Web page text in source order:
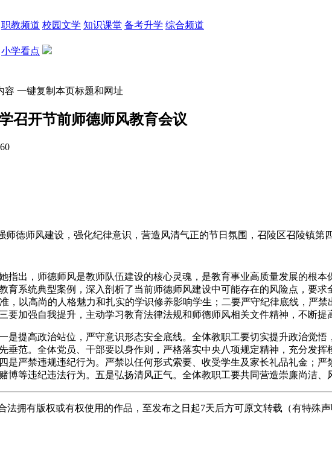
职教频道 校园文学 知识课堂 备考升学 综合频道
小学看点
容 一键复制本页标题和网址
召开节前师德师风教育会议
师德师风建设，强化纪律意识，营造风清气正的节日氛围，召陵区召陵镇第
指出，师德师风是教师队伍建设的核心灵魂，是教育事业高质量发展的根
育系统典型案例，深入剖析了当前师德师风建设中可能存在的风险点，要
，以高尚的人格魅力和扎实的学识修养影响学生；二要严守纪律底线，严
要加强自我提升，主动学习教育法律法规和师德师风相关文件精神，不断
是提高政治站位，严守意识形态安全底线。全体教职工要切实提升政治觉
垂范。全体党员、干部要以身作则，严格落实中央八项规定精神，充分发
是严禁违规违纪行为。严禁以任何形式索要、收受学生及家长礼品礼金；
博等违纪违法行为。五是弘扬清风正气。全体教职工要共同营造崇廉尚洁、
法拥有版权或有权使用的作品，至发布之日起7天后方可原文转载（有特殊